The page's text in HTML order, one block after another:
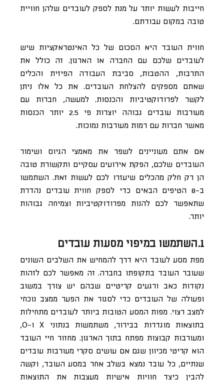
חייבות לעשות יותר על מנת לספק לעובדים שלהן חוויית
טובה במקום עבודתם.
חווית העובד היא הסכום של כל האינטראקציות שיש
לעובדים שלכם עם החברה או הארגון. זה כולל את
התרבות, ההטבות, סביבת העבודה הפיזית והכלים
שאתם מספקים להצלחת העובדים. את כל אלו ניתן
לקשר לפרודוקטיביות והכנסות. למעשה, חברות עם
מעורבות עובדים גבוהה יוצרות פי 2.5 יותר הכנסות
מאשר חברות עם רמות מעורבות נמוכות.
אם אתם מעוניינים לשפר את מאמצי הגיוס ושימור
העובדים שלכם, הפקת אירועים עסקיים ותקשורת טובה
הן רק חלק מהכלים שיעזרו לכם לעשות זאת. השתמשו
ב-8 הטיפים הבאים כדי לספק חווית עובדים נהדרת
שתאפשר לכם להנות מפרודוקטיביות וצמיחה גבוהות
יותר.
1.השתמשו במיפוי מסעות עובדים
מפת מסע לעובד היא דרך להמחיש את השלבים השונים
שעובר העובד בתקופתו בחברה. זה מאפשר לכם לזהות
נקודות כאב ורגעים קריטיים שבהם יש צורך במשוב
ופעולה של העובדים כדי לסגור את הפער ממצב נוכחי
למצב רצוי. מפות המסע הטובות ביותר לעובדים מתחילות
בתוצאות מוגדרות בבירור, משתמשות בנתוני X ו-O,
ומעורבות קבוצות מפתח בתוך הארגון. מחזור חיי העובד
הוא קריטי מכיוון שגם אם עושים סקרי מעורבות עובדים
שנתיים, כל עובד נמצא בשלב אחר במסע העובד, וקשה
להבין כיצד חוויות אישיות מעצבות את התוצאות